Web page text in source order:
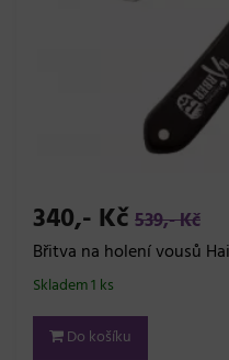
340,- Kč 539,- Kč
Břitva na holení vousů
Skladem 1 ks
Do košíku